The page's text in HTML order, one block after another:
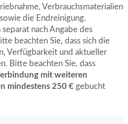
Verbrauchsmaterialien
die Endreinigung.
nach Angabe des
beachten Sie, dass sich die
Verfügbarkeit und aktueller
Bitte beachten Sie, dass
mit weiteren
mindestens 250 € gebucht